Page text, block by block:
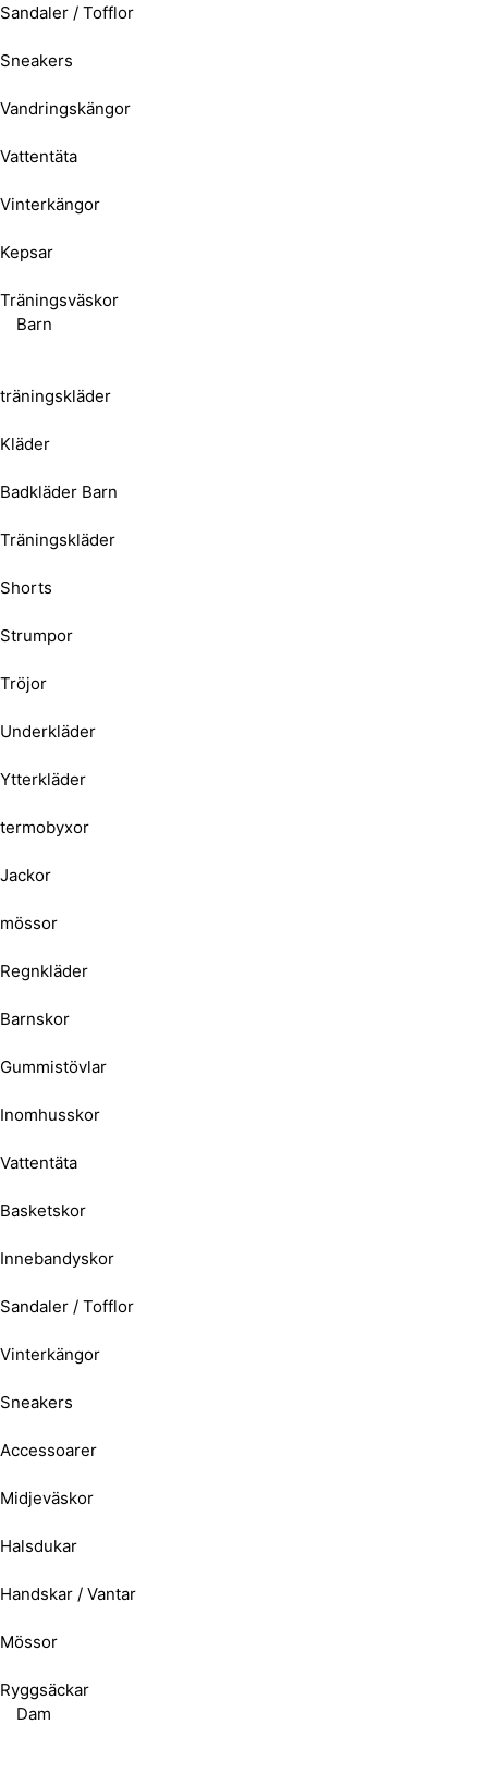
Sandaler / Tofflor
Sneakers
Vandringskängor
Vattentäta
Vinterkängor
Kepsar
Träningsväskor
Barn
träningskläder
Kläder
Badkläder Barn
Träningskläder
Shorts
Strumpor
Tröjor
Underkläder
Ytterkläder
termobyxor
Jackor
mössor
Regnkläder
Barnskor
Gummistövlar
Inomhusskor
Vattentäta
Basketskor
Innebandyskor
Sandaler / Tofflor
Vinterkängor
Sneakers
Accessoarer
Midjeväskor
Halsdukar
Handskar / Vantar
Mössor
Ryggsäckar
Dam